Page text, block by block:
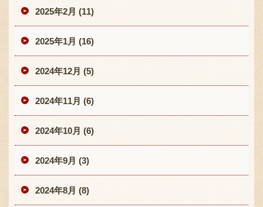
2025年2月 (11)
2025年1月 (16)
2024年12月 (5)
2024年11月 (6)
2024年10月 (6)
2024年9月 (3)
2024年8月 (8)